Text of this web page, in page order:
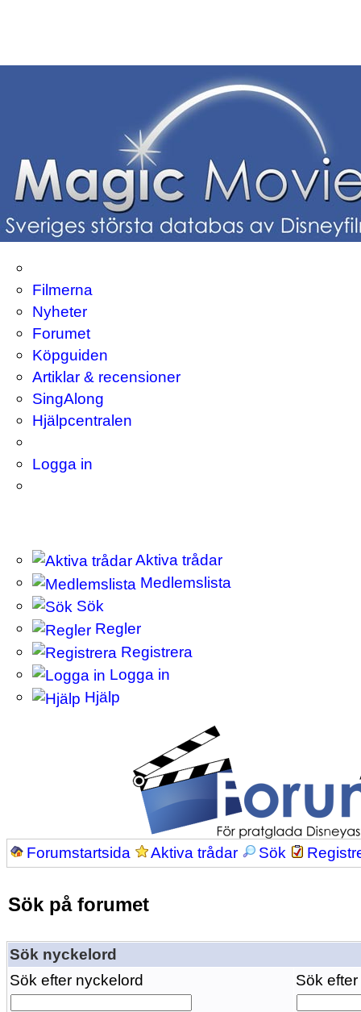
Filmerna
Nyheter
Forumet
Köpguiden
Artiklar & recensioner
SingAlong
Hjälpcentralen
Logga in
Aktiva trådar
Medlemslista
Sök
Regler
Registrera
Logga in
Hjälp
Forumstartsida Aktiva trådar Sök
Sök på forumet
Sök nyckelord
Sök efter nyckelord
Sök